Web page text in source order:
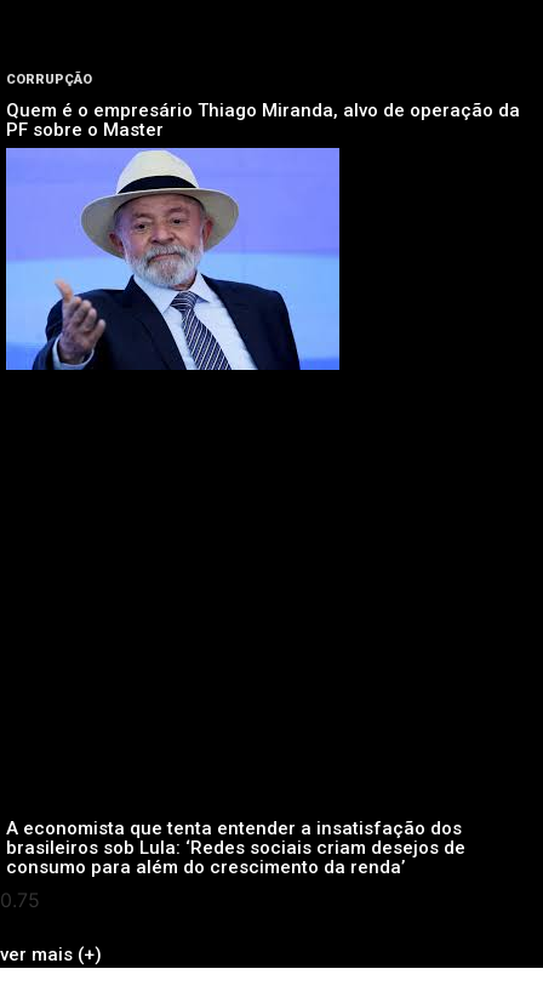
CORRUPÇÃO
Quem é o empresário Thiago Miranda, alvo de operação da
PF sobre o Master
A economista que tenta entender a insatisfação dos
brasileiros sob Lula: ‘Redes sociais criam desejos de
consumo para além do crescimento da renda’
ver mais (+)